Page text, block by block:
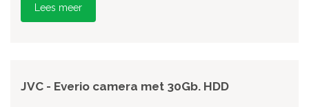
Lees meer
JVC - Everio camera met 30Gb. HDD